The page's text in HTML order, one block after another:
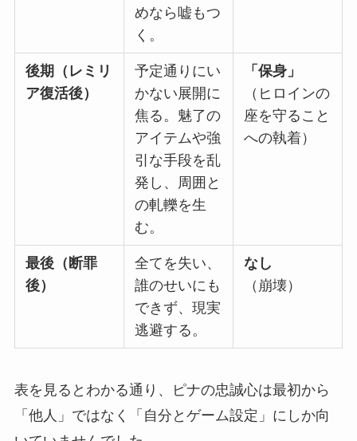
めなら嘘もつ
く。
後期（レミリ
ア復活後）
予定通りにい
かない展開に
焦る。魅了の
アイテムや強
引な手段を乱
発し、周囲と
の軋轢を生
む。
「保身」
（ヒロインの
座を守ること
への執着）
最後（断罪
後）
全てを失い、
誰のせいにも
できず、現実
逃避する。
なし
（崩壊）
表を見るとわかる通り、ピナの忠誠心は最初から
「他人」ではなく「自分とゲーム設定」にしか向